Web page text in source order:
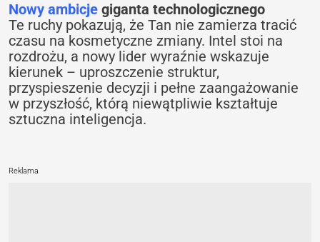
Nowy ambicje giganta technologicznego
Te ruchy pokazują, że Tan nie zamierza tracić
czasu na kosmetyczne zmiany. Intel stoi na
rozdrożu, a nowy lider wyraźnie wskazuje
kierunek – uproszczenie struktur,
przyspieszenie decyzji i pełne zaangażowanie
w przyszłość, którą niewątpliwie kształtuje
sztuczna inteligencja.
Reklama